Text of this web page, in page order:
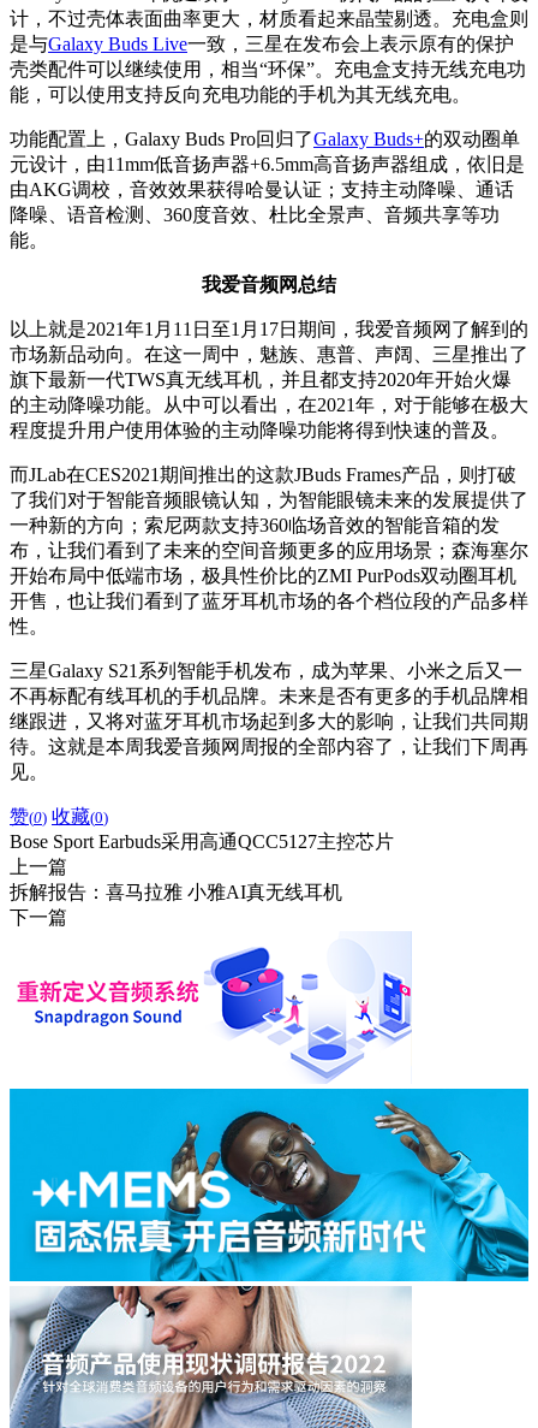
计，不过壳体表面曲率更大，材质看起来晶莹剔透。充电盒则
是与Galaxy Buds Live一致，三星在发布会上表示原有的保护
壳类配件可以继续使用，相当“环保”。充电盒支持无线充电功
能，可以使用支持反向充电功能的手机为其无线充电。
功能配置上，Galaxy Buds Pro回归了Galaxy Buds+的双动圈单
元设计，由11mm低音扬声器+6.5mm高音扬声器组成，依旧是
由AKG调校，音效效果获得哈曼认证；支持主动降噪、通话
降噪、语音检测、360度音效、杜比全景声、音频共享等功
能。
我爱音频网总结
以上就是2021年1月11日至1月17日期间，我爱音频网了解到的
市场新品动向。在这一周中，魅族、惠普、声阔、三星推出了
旗下最新一代TWS真无线耳机，并且都支持2020年开始火爆
的主动降噪功能。从中可以看出，在2021年，对于能够在极大
程度提升用户使用体验的主动降噪功能将得到快速的普及。
而JLab在CES2021期间推出的这款JBuds Frames产品，则打破
了我们对于智能音频眼镜认知，为智能眼镜未来的发展提供了
一种新的方向；索尼两款支持360临场音效的智能音箱的发
布，让我们看到了未来的空间音频更多的应用场景；森海塞尔
开始布局中低端市场，极具性价比的ZMI PurPods双动圈耳机
开售，也让我们看到了蓝牙耳机市场的各个档位段的产品多样
性。
三星Galaxy S21系列智能手机发布，成为苹果、小米之后又一
不再标配有线耳机的手机品牌。未来是否有更多的手机品牌相
继跟进，又将对蓝牙耳机市场起到多大的影响，让我们共同期
待。这就是本周我爱音频网周报的全部内容了，让我们下周再
见。
赞(0) 收藏(0)
Bose Sport Earbuds采用高通QCC5127主控芯片
上一篇
拆解报告：喜马拉雅 小雅AI真无线耳机
下一篇